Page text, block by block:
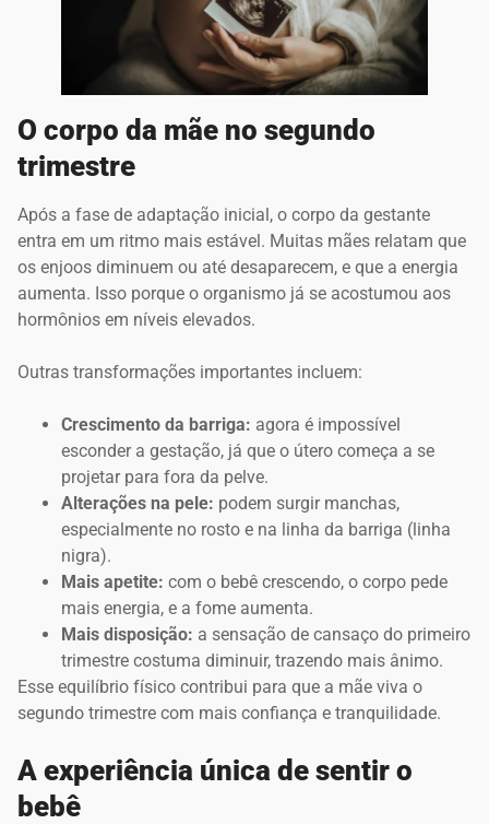
O corpo da mãe no segundo
trimestre
Após a fase de adaptação inicial, o corpo da gestante
entra em um ritmo mais estável. Muitas mães relatam que
os enjoos diminuem ou até desaparecem, e que a energia
aumenta. Isso porque o organismo já se acostumou aos
hormônios em níveis elevados.
Outras transformações importantes incluem:
Crescimento da barriga: agora é impossível
esconder a gestação, já que o útero começa a se
projetar para fora da pelve.
Alterações na pele: podem surgir manchas,
especialmente no rosto e na linha da barriga (linha
nigra).
Mais apetite: com o bebê crescendo, o corpo pede
mais energia, e a fome aumenta.
Mais disposição: a sensação de cansaço do primeiro
trimestre costuma diminuir, trazendo mais ânimo.
Esse equilíbrio físico contribui para que a mãe viva o
segundo trimestre com mais confiança e tranquilidade.
A experiência única de sentir o
bebê